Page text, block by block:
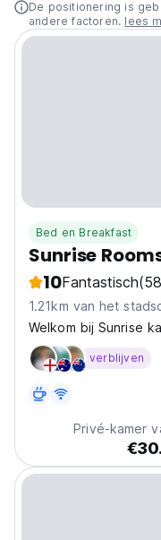
De positionering is
andere factoren. lees
Bed en Breakfast
Sunrise
10Fantastisch
1.21km van het
Welkom bij Sunrise
verblijven
Privé-kamer